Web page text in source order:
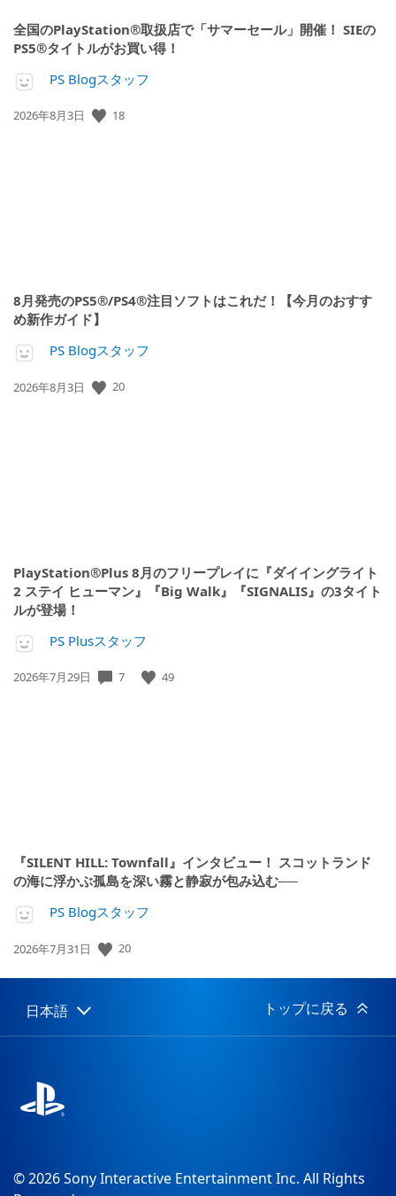
全国のPlayStation®取扱店で「サマーセール」開催！ SIEの
PS5®タイトルがお買い得！
PS Blogスタッフ
公
2026年8月3日 18
8月発売のPS5®/PS4®注目ソフトはこれだ！【今月のおすす
め新作ガイド】
PS Blogスタッフ
公
2026年8月3日 20
PlayStation®Plus 8月のフリープレイに『ダイイングライト
2 ステイ ヒューマン』『Big Walk』『SIGNALIS』の3タイト
ルが登場！
PS Plusスタッフ
公
2026年7月29日 7 49
『SILENT HILL: Townfall』インタビュー！ スコットランド
の海に浮かぶ孤島を深い霧と静寂が包み込む──
PS Blogスタッフ
公
日:
2026年7月31日 20
Select
a
Current
region:
日本語 トップに戻る
© 2026 Sony Interactive Entertainment Inc. All Rights